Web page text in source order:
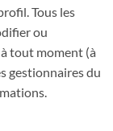
Tous les
ou
tout moment (à
gestionnaires du